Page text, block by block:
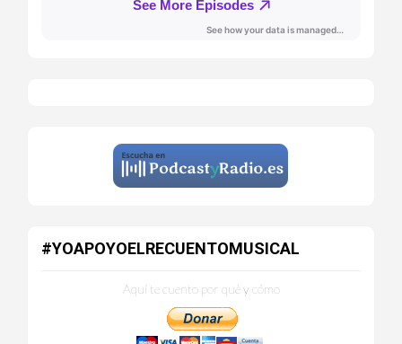
#YOAPOYOELRECUENTOMUSICAL
Aquí te cuento por qué y cómo